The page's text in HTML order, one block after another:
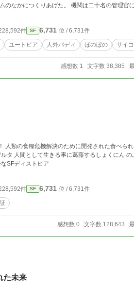
のなかにつくりあげた。 機関は二十名の管理官
カは相棒の愛玩ロボット、タウノシンが故障し
いう思想により、修理という概念がない。しか
、不自由にも気楽に暮らす人々に出会う。 ※他サイトにも掲載し
リュームとしては10万字もいかない中編程度に
件 SF 6,731 位 / 6,731件
ユートピア 人外バディ ほのぼの サイ
感想数 1 文字数 38,385
タ 人間として生きる事に葛藤するしょくにん の
SFディストピア
件 SF 6,731 位 / 6,731件
感想数 0 文字数 128,643
た未来